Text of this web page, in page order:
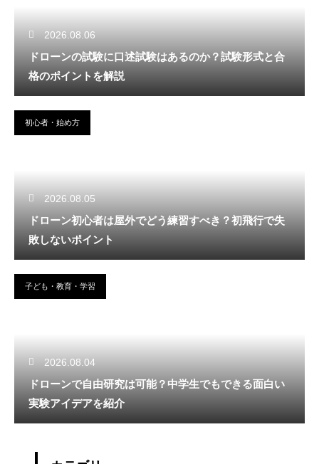
2026.08.06
ドローンの試験に口述試験はあるのか？試験形式と合
格のポイントを解説
初心者・始め方
2026.08.05
ドローン初心者は屋外でどう練習すべき？初飛行で失
敗しないポイント
子ども・教育・学習
2026.08.04
ドローンで自由研究は可能？中学生でもできる面白い
実験アイデアを紹介